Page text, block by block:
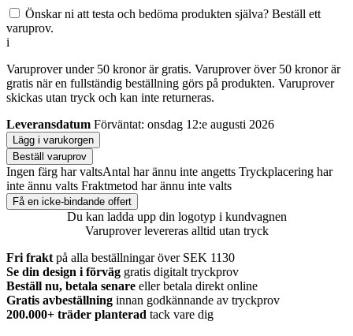
Önskar ni att testa och bedöma produkten själva? Beställ ett
varuprov.
i
Varuprover under 50 kronor är gratis. Varuprover över 50 kronor är
gratis när en fullständig beställning görs på produkten. Varuprover
skickas utan tryck och kan inte returneras.
Leveransdatum Förväntat: onsdag 12:e augusti 2026
Lägg i varukorgen
Beställ varuprov
Ingen färg har valtsAntal har ännu inte angetts Tryckplacering har
inte ännu valts Fraktmetod har ännu inte valts
Få en icke-bindande offert
Du kan ladda upp din logotyp i kundvagnen
Varuprover levereras alltid utan tryck
Fri frakt på alla beställningar över SEK 1130
Se din design i förväg gratis digitalt tryckprov
Beställ nu, betala senare eller betala direkt online
Gratis avbeställning innan godkännande av tryckprov
200.000+ träder planterad tack vare dig